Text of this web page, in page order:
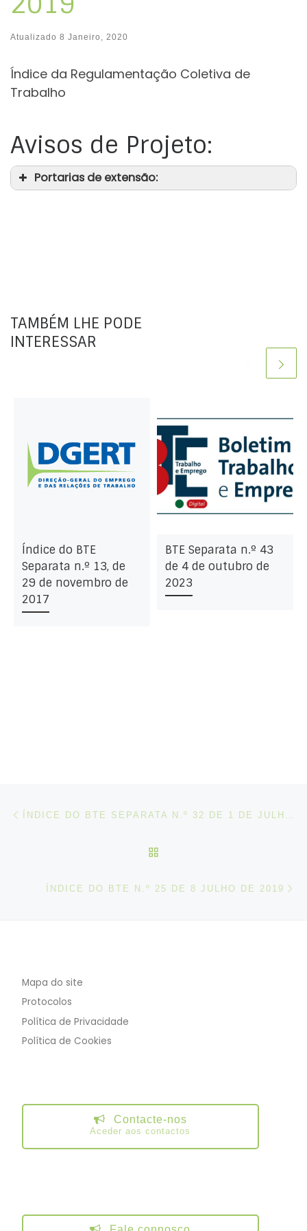
Atualizado 8 Janeiro, 2020
Índice da Regulamentação Coletiva de
Trabalho
Avisos de Projeto:
Portarias de extensão:
TAMBÉM LHE PODE
INTERESSAR
Índice do BTE
Separata n.º 13, de
29 de novembro de
2017
BTE Separata n.º 43
de 4 de outubro de
2023
Post navigation
ÍNDICE DO BTE N.º 25 DE 8 JULHO DE 2019
Mapa do site
Protocolos
Política de Privacidade
Política de Cookies
Contacte-nos
Aceder aos contactos